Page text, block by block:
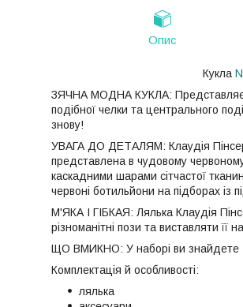
Опис
Кукла
ЗЯЧНА МОДНА КУКЛА:
подібної челки та центрального
знову!
УВАГА ДО ДЕТАЛЯМ: Клаудія Пінсер
представлена в чудовому
каскадними шарами сітчастої
червоні ботильйони на підборах із
М'ЯКА І ГІБКАЯ: Лялька Клаудія
різноманітні пози та виставляти її
ЩО ВМИКНО: У наборі ви знайдете
Комплектація й особливості:
лялька